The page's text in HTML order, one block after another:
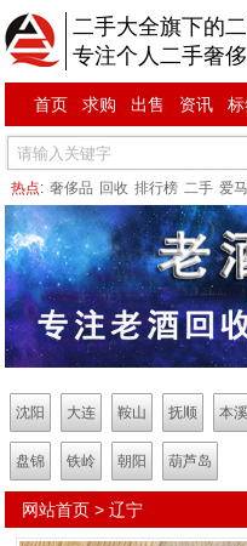
二手大全旗下的
专注个人二手奢
首页 求购 出售 资讯
热点: 奢侈品 回收 排行榜 二手 爱
沈阳 大连 鞍山 抚顺 本溪
盘锦 铁岭 朝阳 葫芦岛
网站首页 >辽宁